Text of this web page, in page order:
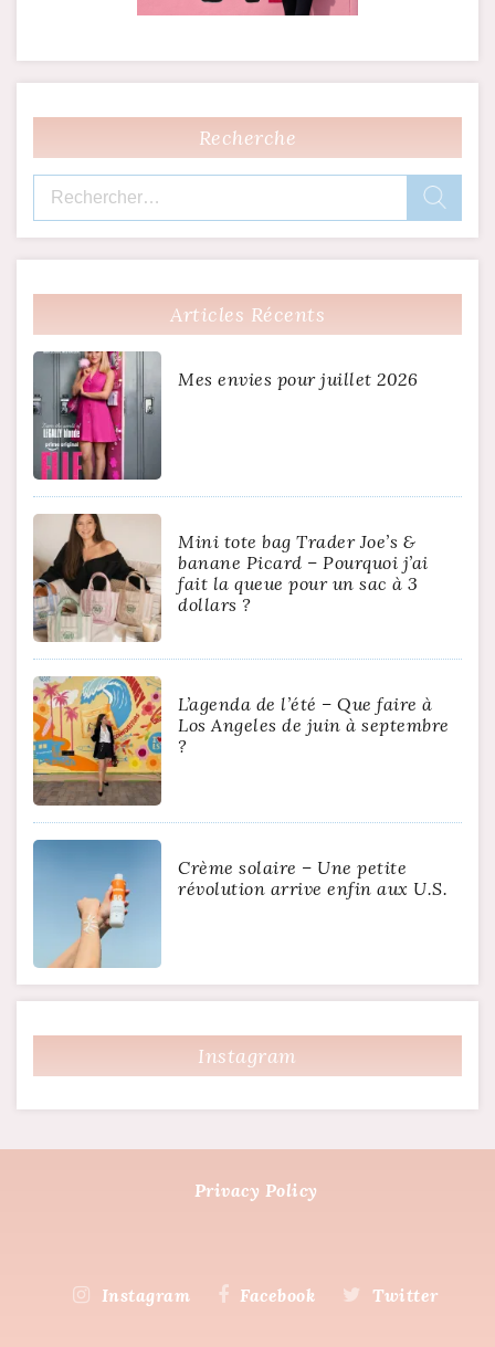
Recherche
Articles Récents
Mes envies pour juillet 2026
Mini tote bag Trader Joe’s &
banane Picard – Pourquoi j’ai
fait la queue pour un sac à 3
dollars ?
L’agenda de l’été – Que faire à
Los Angeles de juin à septembre
?
Crème solaire – Une petite
révolution arrive enfin aux U.S.
Instagram
Privacy Policy
Instagram Facebook Twitter